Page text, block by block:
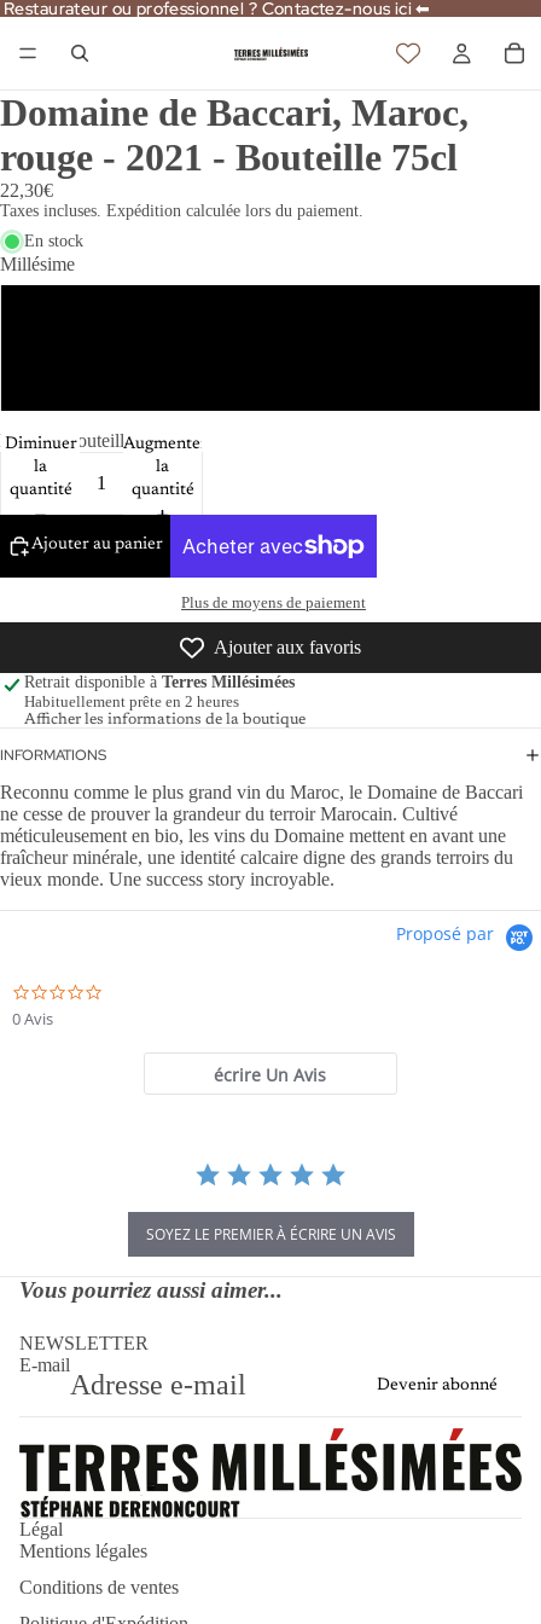
Restaurateur ou professionnel ? Contactez-nous ici ⬅
Restaurateur ou professionnel ? Contactez-nous ici ⬅
Domaine de Baccari, Maroc,
rouge - 2021 - Bouteille 75cl
22,30€
Taxes incluses. Expédition calculée lors du paiement.
En stock
Millésime
Format Bouteille 75cl
Diminuer
la
quantité
Augmenter
la
quantité
Ajouter au panier
Plus de moyens de paiement
Ajouter aux favoris
Retrait disponible à Terres Millésimées
Habituellement prête en 2 heures
Afficher les informations de la boutique
INFORMATIONS
Reconnu comme le plus grand vin du Maroc, le Domaine de Baccari
ne cesse de prouver la grandeur du terroir Marocain. Cultivé
méticuleusement en bio, les vins du Domaine mettent en avant une
fraîcheur minérale, une identité calcaire digne des grands terroirs du
vieux monde. Une success story incroyable.
Proposé par
0 Avis
écrire Un Avis
SOYEZ LE PREMIER À ÉCRIRE UN AVIS
Vous pourriez aussi aimer...
NEWSLETTER
E-mail
Devenir abonné
Légal
Mentions légales
Conditions de ventes
Politique de remboursement
Politique d’expédition
Politique de confidentialité
Mentions légales
Conditions d’utilisation